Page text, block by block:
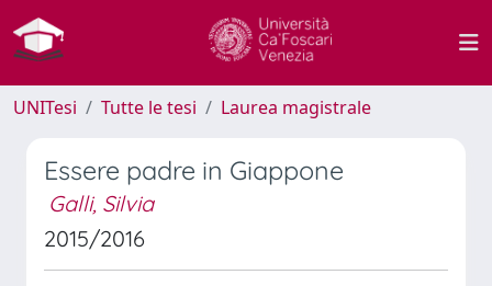
UNITesi Tutte le tesi Laurea magistrale
Essere padre in Giappone
Galli, Silvia
2015/2016